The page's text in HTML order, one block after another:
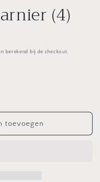
(4)
berekend bij de checkout.
toevoegen